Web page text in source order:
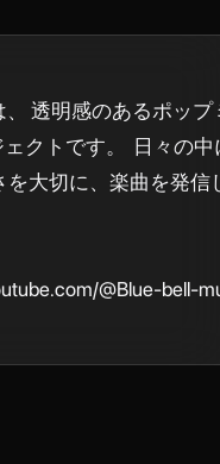
、 透明感のあるポッ
クトです。  日々の
を大切に、楽曲を発信
@Blue-bell-